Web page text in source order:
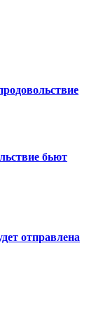
бьют
отправлена